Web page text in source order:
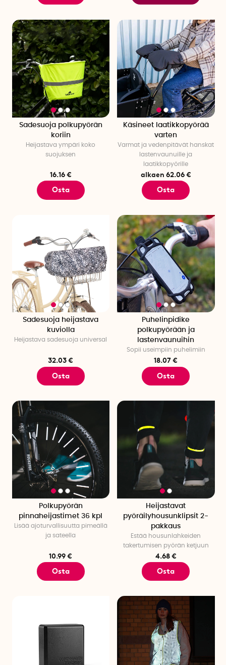
Sadesuoja polkupyörän
koriin
Heijastava ympäri koko
suojuksen
16.16 €
Osta
Käsineet laatikkopyörää
varten
Varmat ja vedenpitävät hanskat
lastenvaunuille ja
laatikkopyörille
alkaen 62.06 €
Osta
Sadesuoja heijastava
kuviolla
Heijastava sadesuoja universal
32.03 €
Osta
Puhelinpidike
polkupyörään ja
lastenvaunuihin
Sopii useimpiin puhelimiin
18.07 €
Osta
Polkupyörän
pinnaheijastimet 36 kpl
Lisää ajoturvallisuutta pimeällä
ja sateella
10.99 €
Osta
Heijastavat
pyöräilyhousunklipsit 2-
pakkaus
Estää housunlahkeiden
takertumisen pyörän ketjuun
4.68 €
Osta